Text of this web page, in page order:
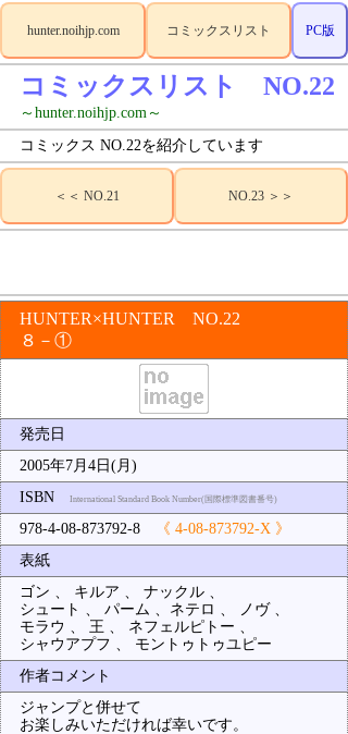
hunter.noihjp.com コミックスリスト PC版
コミックスリスト NO.22
～hunter.noihjp.com～
コミックス NO.22を紹介しています
＜＜ NO.21 NO.23 ＞＞
HUNTER×HUNTER NO.22
８－①
発売日
2005年7月4日(月)
ISBN
International Standard Book Number(国際標準図書番号)
978-4-08-873792-8
《 4-08-873792-X 》
表紙
ゴン 、 キルア 、 ナックル 、
シュート 、 パーム 、ネテロ 、 ノヴ 、
モラウ 、 王 、 ネフェルピトー 、
シャウアプフ 、 モントゥトゥユピー
作者コメント
ジャンプと併せて
お楽しみいただければ幸いです。